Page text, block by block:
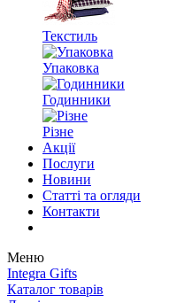
Текстиль
Упаковка
Годинники
Різне
Акції
Послуги
Новини
Статті та огляди
Контакти
Меню
Integra Gifts
Каталог товарів